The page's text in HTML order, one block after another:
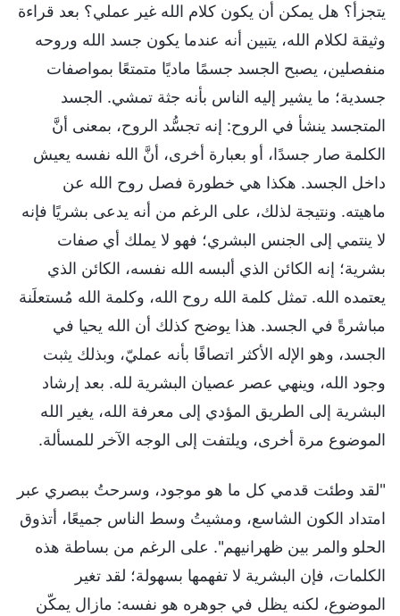
يتجزأ؟ هل يمكن أن يكون كلام الله غير عملي؟ بعد قراءة
وثيقة لكلام الله، يتبين أنه عندما يكون جسد الله وروحه
منفصلين، يصبح الجسد جسمًا ماديًا متمتعًا بمواصفات
جسدية؛ ما يشير إليه الناس بأنه جثة تمشي. الجسد
المتجسد ينشأ في الروح: إنه تجسُّد الروح، بمعنى أنَّ
الكلمة صار جسدًا، أو بعبارة أخرى، أنَّ الله نفسه يعيش
داخل الجسد. هكذا هي خطورة فصل روح الله عن
ماهيته. ونتيجة لذلك، على الرغم من أنه يدعى بشريًا فإنه
لا ينتمي إلى الجنس البشري؛ فهو لا يملك أي صفات
بشرية؛ إنه الكائن الذي ألبسه الله نفسه، الكائن الذي
يعتمده الله. تمثل كلمة الله روح الله، وكلمة الله مُستعلَنة
مباشرةً في الجسد. هذا يوضح كذلك أن الله يحيا في
الجسد، وهو الإله الأكثر اتصافًا بأنه عمليّ، وبذلك يثبت
وجود الله، وينهي عصر عصيان البشرية لله. بعد إرشاد
البشرية إلى الطريق المؤدي إلى معرفة الله، يغير الله
الموضوع مرة أخرى، ويلتفت إلى الوجه الآخر للمسألة.
"لقد وطئت قدمي كل ما هو موجود، وسرحتُ ببصري عبر
امتداد الكون الشاسع، ومشيتُ وسط الناس جميعًا، أتذوق
الحلو والمر بين ظهرانيهم". على الرغم من بساطة هذه
الكلمات، فإن البشرية لا تفهمها بسهولة؛ لقد تغير
الموضوع، لكنه يظل في جوهره هو نفسه: مازال يمكّن